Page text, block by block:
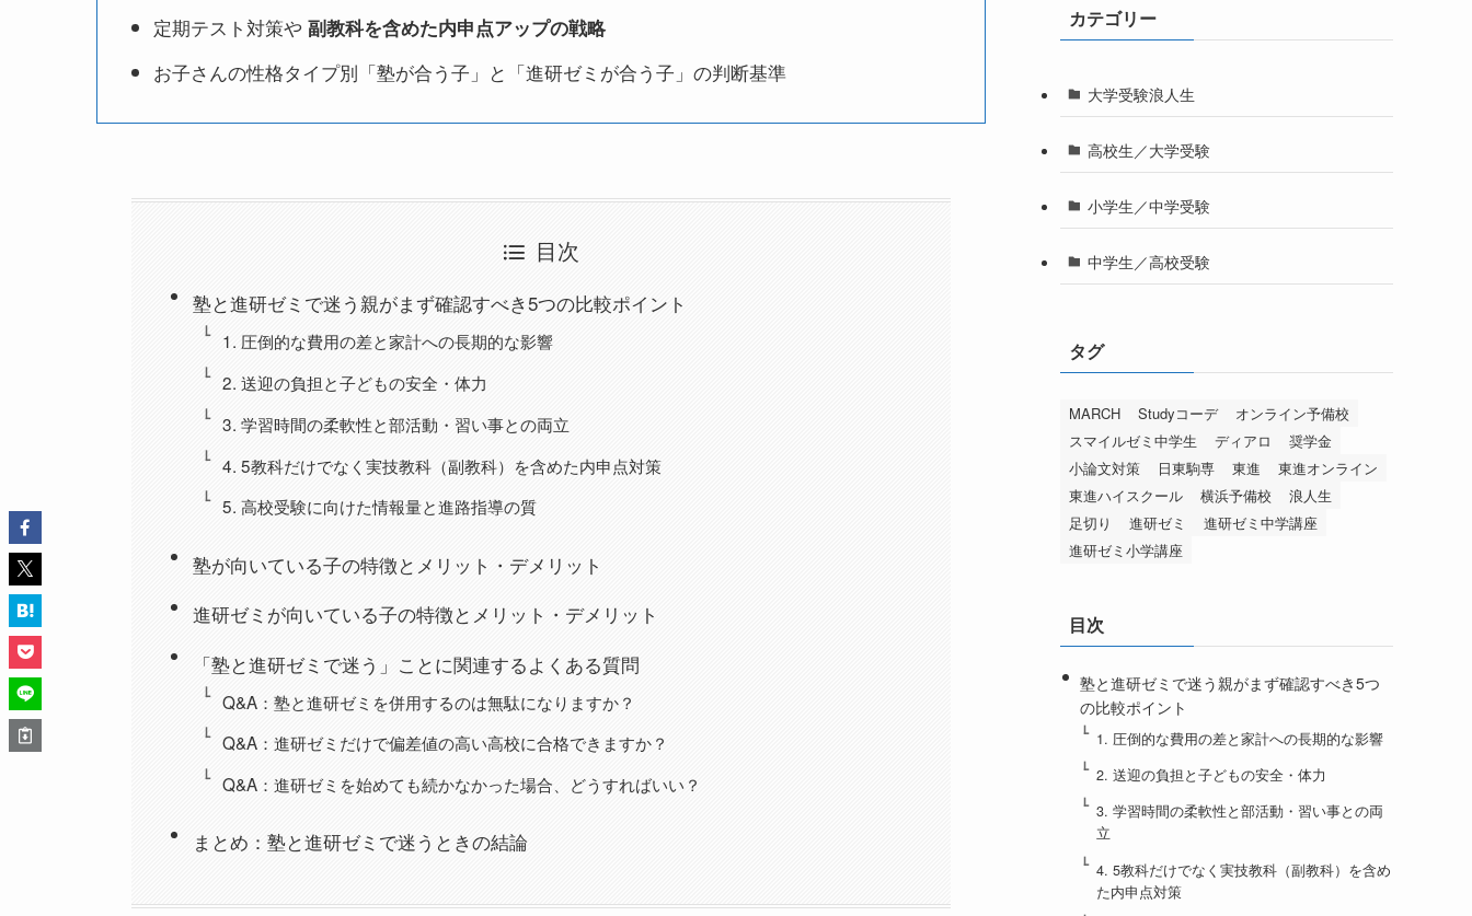
定期テスト対策や 副教科を含めた内申点アップの戦略
お子さんの性格タイプ別「塾が合う子」と「進研ゼミが合う子」の判断基準
目次
塾と進研ゼミで迷う親がまず確認すべき5つの比較ポイント
1. 圧倒的な費用の差と家計への長期的な影響
2. 送迎の負担と子どもの安全・体力
3. 学習時間の柔軟性と部活動・習い事との両立
4. 5教科だけでなく実技教科（副教科）を含めた内申点対策
5. 高校受験に向けた情報量と進路指導の質
塾が向いている子の特徴とメリット・デメリット
進研ゼミが向いている子の特徴とメリット・デメリット
「塾と進研ゼミで迷う」ことに関連するよくある質問
Q&A：塾と進研ゼミを併用するのは無駄になりますか？
Q&A：進研ゼミだけで偏差値の高い高校に合格できますか？
Q&A：進研ゼミを始めても続かなかった場合、どうすればいい？
まとめ：塾と進研ゼミで迷うときの結論
カテゴリー
大学受験浪人生
高校生／大学受験
小学生／中学受験
中学生／高校受験
タグ
MARCH Studyコーデ
オンライン予備校
スマイルゼミ中学生
ディアロ
奨学金
小論文対策
日東駒専 東進
東進オンライン
東進ハイスクール
横浜予備校
浪人生
足切り
進研ゼミ
進研ゼミ中学講座
進研ゼミ小学講座
目次
塾と進研ゼミで迷う親がまず確認すべき5つ
の比較ポイント
1. 圧倒的な費用の差と家計への長期的な影響
2. 送迎の負担と子どもの安全・体力
3. 学習時間の柔軟性と部活動・習い事との両
立
4. 5教科だけでなく実技教科（副教科）を含め
た内申点対策